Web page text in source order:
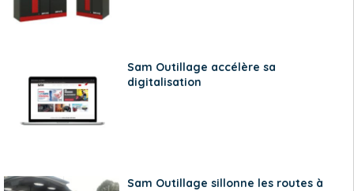
Sam Outillage accélère sa
digitalisation
Sam Outillage sillonne les routes à